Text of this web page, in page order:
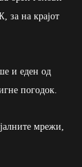
за на крајот
и еден од
погодок.
мрежи,